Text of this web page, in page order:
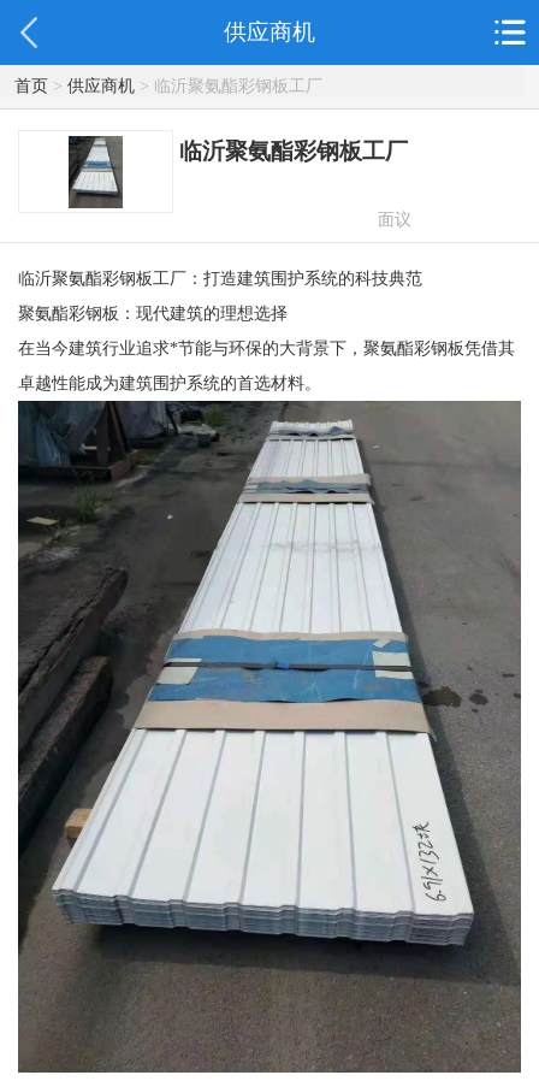
供应商机
首页> 供应商机> 临沂聚氨酯彩钢板工厂
临沂聚氨酯彩钢板工厂
面议
临沂聚氨酯彩钢板工厂：打造建筑围护系统的科技典范
聚氨酯彩钢板：现代建筑的理想选择
在当今建筑行业追求*节能与环保的大背景下，聚氨酯彩钢板凭借其
卓越性能成为建筑围护系统的首选材料。